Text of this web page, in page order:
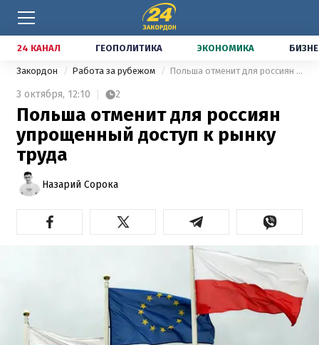
24 КАНАЛ ГЕОПОЛИТИКА ЭКОНОМИКА
Закордон Работа за рубежом Польша отменит для россиян упрощенный доступ к рынку труда
3 октября, 12:10 2
Польша отменит для россиян
упрощенный доступ к рынку
труда
Назарий Сорока